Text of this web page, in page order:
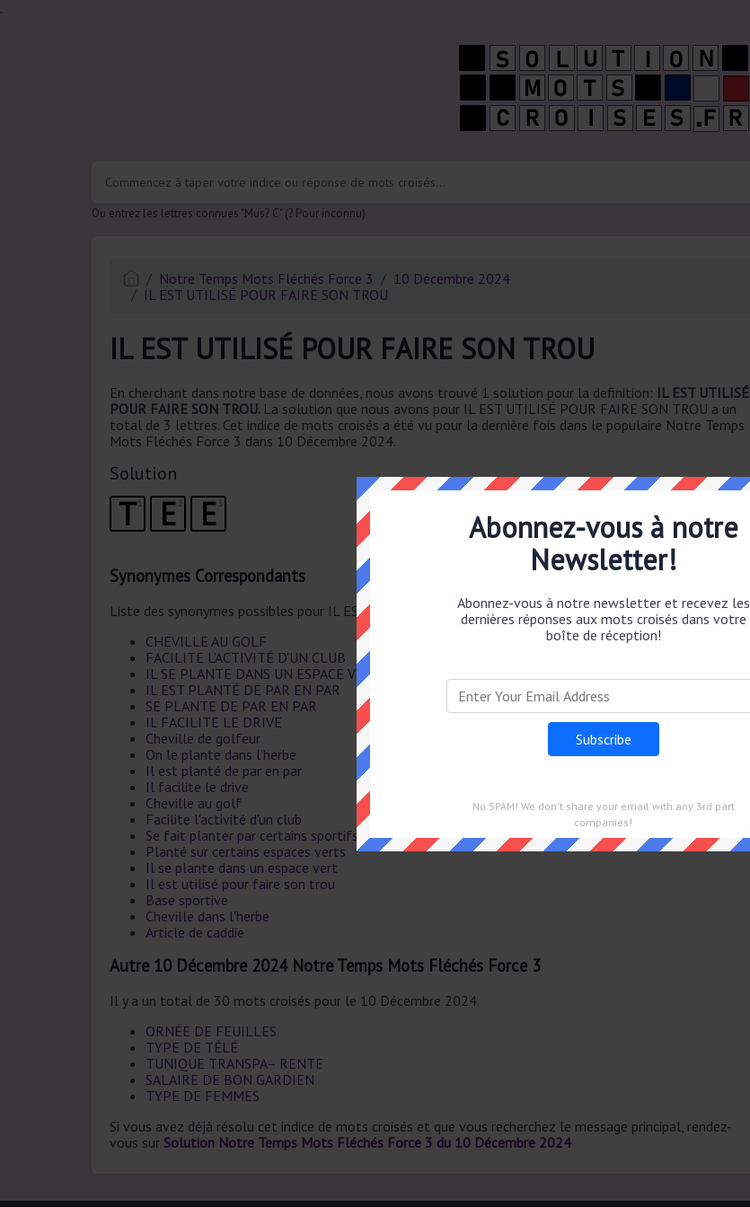
.
Ou entrez les lettres connues "Mus? C" (? Pour inconnu)
Notre Temps Mots Fléchés Force 3
10 Décembre 2024
IL EST UTILISÉ POUR FAIRE SON TROU
IL EST UTILISÉ POUR FAIRE SON TROU
En cherchant dans notre base de données, nous avons trouvé 1 solution pour la definition: IL EST UTILISÉ
POUR FAIRE SON TROU. La solution que nous avons pour IL EST UTILISÉ POUR FAIRE SON TROU a un
total de 3 lettres. Cet indice de mots croisés a été vu pour la dernière fois dans le populaire Notre Temps
Mots Fléchés Force 3 dans 10 Décembre 2024.
Solution
1
T 2
E 3
E
Synonymes Correspondants
Liste des synonymes possibles pour IL EST UTILISÉ POUR FAIRE SON TROU.
CHEVILLE AU GOLF
FACILITE L'ACTIVITÉ D'UN CLUB
IL SE PLANTE DANS UN ESPACE VERT
IL EST PLANTÉ DE PAR EN PAR
SE PLANTE DE PAR EN PAR
IL FACILITE LE DRIVE
Cheville de golfeur
On le plante dans l'herbe
Il est planté de par en par
Il facilite le drive
Cheville au golf
Facilite l'activité d'un club
Se fait planter par certains sportifs
Planté sur certains espaces verts
Il se plante dans un espace vert
Il est utilisé pour faire son trou
Base sportive
Cheville dans l'herbe
Article de caddie
Autre 10 Décembre 2024 Notre Temps Mots Fléchés Force 3
Il y a un total de 30 mots croisés pour le 10 Décembre 2024.
ORNÉE DE FEUILLES
TYPE DE TÉLÉ
TUNIQUE TRANSPA– RENTE
SALAIRE DE BON GARDIEN
TYPE DE FEMMES
Si vous avez déjà résolu cet indice de mots croisés et que vous recherchez le message principal, rendez-
vous sur Solution Notre Temps Mots Fléchés Force 3 du 10 Décembre 2024
Abonnez-vous à notre
Newsletter!
Abonnez-vous à notre newsletter et recevez les
dernières réponses aux mots croisés dans votre
boîte de réception!
No SPAM! We don't share your email with any 3rd part
companies!